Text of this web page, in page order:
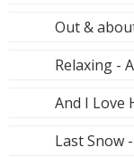
Out &
Relaxing -
And I Love
Last Snow